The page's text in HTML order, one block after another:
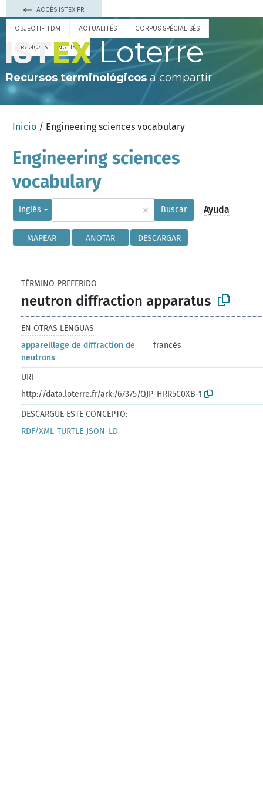
ACCÈS ISTEX.FR
OBJECTIF TDM ACTUALITÉS CORPUS SPÉCIALISÉS
FRANÇAIS ENGLISH Loterre
Recursos terminológicos a compartir
Inicio / Engineering sciences vocabulary
Engineering sciences
vocabulary
inglés × Buscar Ayuda
MAPEAR ANOTAR DESCARGAR
TÉRMINO PREFERIDO
neutron diffraction apparatus
EN OTRAS LENGUAS
appareillage de diffraction de
neutrons
francés
URI
http://data.loterre.fr/ark:/67375/QJP-HRR5C0XB-1
DESCARGUE ESTE CONCEPTO:
RDF/XML TURTLE JSON-LD